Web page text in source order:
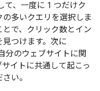
て、一度に 1 つだけク
多いクエリを選択しま
とで、クリック数とイン
つけます。次に
分のウェブサイトに関
イトに共通して起こっ
い。